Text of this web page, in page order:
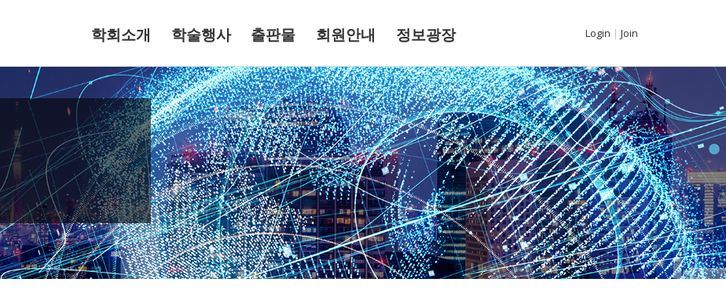
학회소개 학술행사 출판물 회원안내 정보광장 Login | Join